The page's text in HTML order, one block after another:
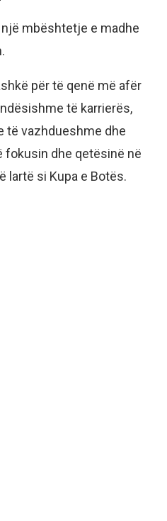
mbështetje e madhe
për të qenë më afër
të karrierës,
të vazhdueshme dhe
fokusin dhe qetësinë në
lartë si Kupa e Botës.